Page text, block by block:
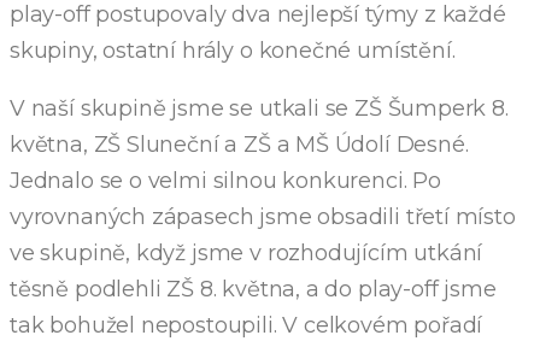
play-off postupovaly dva nejlepší týmy z každé
skupiny, ostatní hrály o konečné umístění.
V naší skupině jsme se utkali se ZŠ Šumperk 8.
května, ZŠ Sluneční a ZŠ a MŠ Údolí Desné.
Jednalo se o velmi silnou konkurenci. Po
vyrovnaných zápasech jsme obsadili třetí místo
ve skupině, když jsme v rozhodujícím utkání
těsně podlehli ZŠ 8. května, a do play-off jsme
tak bohužel nepostoupili. V celkovém pořadí